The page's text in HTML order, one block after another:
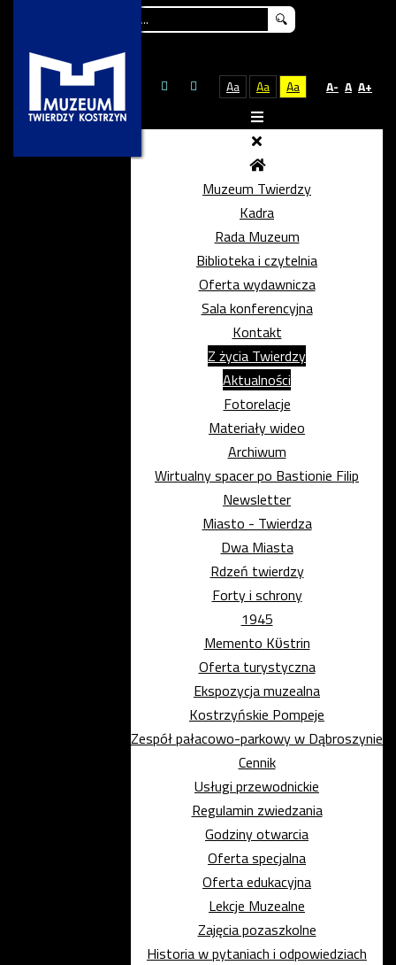
Aa Aa Aa A- A A+
Muzeum Twierdzy
Kadra
Rada Muzeum
Biblioteka i czytelnia
Oferta wydawnicza
Sala konferencyjna
Kontakt
Z życia Twierdzy
Aktualności
Fotorelacje
Materiały wideo
Archiwum
Wirtualny spacer po Bastionie Filip
Newsletter
Miasto - Twierdza
Dwa Miasta
Rdzeń twierdzy
Forty i schrony
1945
Memento Kϋstrin
Oferta turystyczna
Ekspozycja muzealna
Kostrzyńskie Pompeje
Zespół pałacowo-parkowy w Dąbroszynie
Cennik
Usługi przewodnickie
Regulamin zwiedzania
Godziny otwarcia
Oferta specjalna
Oferta edukacyjna
Lekcje Muzealne
Zajęcia pozaszkolne
Historia w pytaniach i odpowiedziach